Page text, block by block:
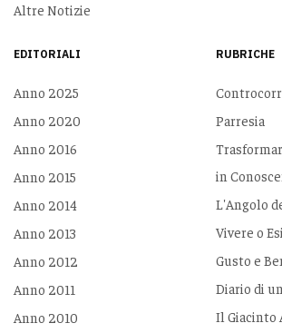
Altre Notizie
EDITORIALI
Anno 2025
Anno 2020
Anno 2016
Anno 2015
Anno 2014
Anno 2013
Anno 2012
Anno 2011
Anno 2010
RUBRICHE
Parresia
in
L'Angolo
Vivere o
Gusto e
Diario di
Il Giacinto